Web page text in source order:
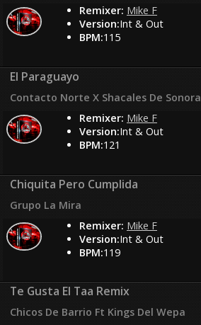
Remixer: Mike F
Version:Int & Out
BPM:115
El Paraguayo
Contacto Norte X Shacales De Sonora
Remixer: Mike F
Version:Int & Out
BPM:121
Chiquita Pero Cumplida
Grupo La Mira
Remixer: Mike F
Version:Int & Out
BPM:119
Te Gusta El Taa Remix
Chicos De Barrio Ft Kings Del Wepa